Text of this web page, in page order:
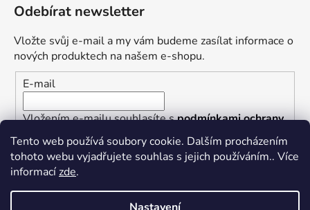
Tento web používá soubory cookie. Dalším procházením
tohoto webu vyjadřujete souhlas s jejich používáním.. Více
informacízde.
Odebírat newsletter
Vložte svůj e-mail a my vám budeme zasílat informace o
nových produktech na našem e-shopu.
E-mail
Vložením e-mailu souhlasíte spodmínkami ochrany
osobních údajů
PŘIHLÁSIT SE